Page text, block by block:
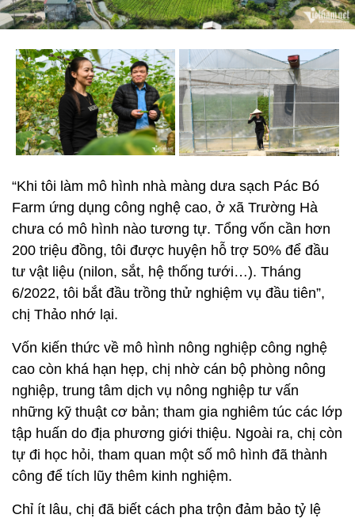
“Khi tôi làm mô hình nhà màng dưa sạch Pác Bó
Farm ứng dụng công nghệ cao, ở xã Trường Hà
chưa có mô hình nào tương tự. Tổng vốn cần hơn
200 triệu đồng, tôi được huyện hỗ trợ 50% để đầu
tư vật liệu (nilon, sắt, hệ thống tưới…). Tháng
6/2022, tôi bắt đầu trồng thử nghiệm vụ đầu tiên”,
chị Thảo nhớ lại.
Vốn kiến thức về mô hình nông nghiệp công nghệ
cao còn khá hạn hẹp, chị nhờ cán bộ phòng nông
nghiệp, trung tâm dịch vụ nông nghiệp tư vấn
những kỹ thuật cơ bản; tham gia nghiêm túc các lớp
tập huấn do địa phương giới thiệu. Ngoài ra, chị còn
tự đi học hỏi, tham quan một số mô hình đã thành
công để tích lũy thêm kinh nghiệm.
Chỉ ít lâu, chị đã biết cách pha trộn đảm bảo tỷ lệ